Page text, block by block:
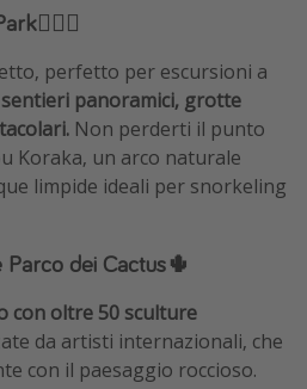
perfetto per escursioni a
sentieri panoramici, grotte
Non perderti il punto
Koraka, un arco naturale
limpide ideali per snorkeling
dei Cactus🌵
con oltre 50 sculture
da artisti internazionali, che
con il paesaggio roccioso.